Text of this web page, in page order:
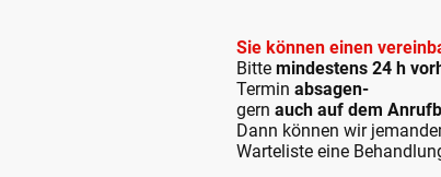
Sie können einen
Bitte mindestens 24 h
Termin absagen-
gern auch auf dem
Dann können wir
Warteliste eine